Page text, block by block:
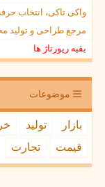
واکی تاکی، انتخاب
مرجع طراحی و تولید
بقیه رپورتاژ ها
موضوعات
بازار تولید
قیمت
تجارت